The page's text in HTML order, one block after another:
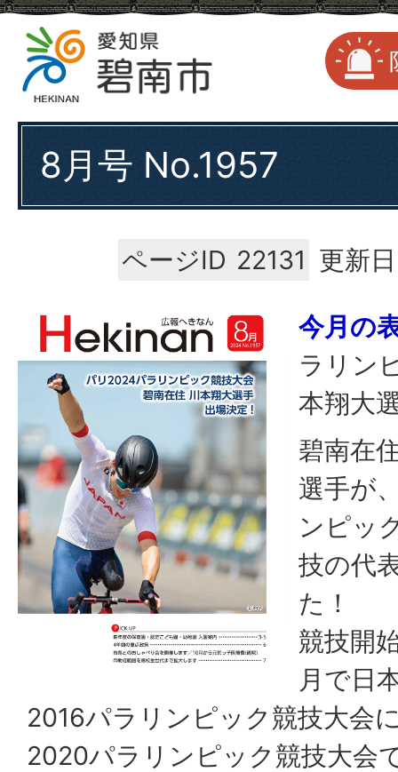
8月号 No.1957
ページID 22131 更新
今月の
ラリン
本翔大
碧南在
選手が
ンピッ
技の代
た！
競技開
月で日
2016パラリンピック競技大会
2020パラリンピック競技大会